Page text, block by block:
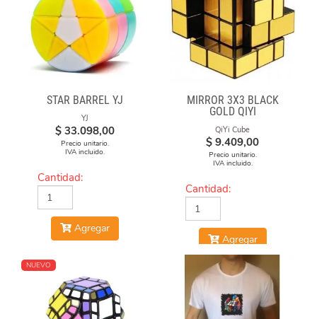
STAR BARREL YJ
YJ
$ 33.098,00
Precio unitario.
IVA incluido.
Cantidad:
Agregar
MIRROR 3X3 BLACK
GOLD QIYI
QiYi Cube
$ 9.409,00
Precio unitario.
IVA incluido.
Cantidad:
Agregar
NUEVO